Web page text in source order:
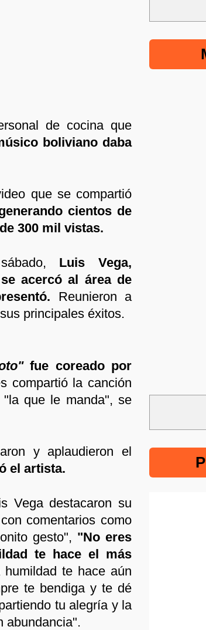
de cocina que
boliviano daba
que se compartió
cientos de
300 mil vistas.
Luis Vega,
acercó al área de
Reunieron a
principales éxitos.
fue coreado por
compartió la canción
que le manda", se
y aplaudieron el
el artista.
Vega destacaron su
comentarios como
gesto", "No eres
te hace el más
te hace aún
te bendiga y te dé
tu alegría y la
abundancia".